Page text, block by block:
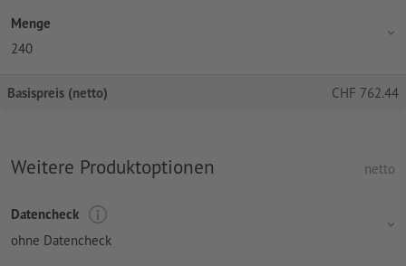
Menge
240
Basispreis (netto) CHF 762.44
Weitere Produktoptionen netto
Datencheck
ohne Datencheck